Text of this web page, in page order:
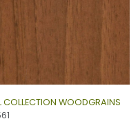
COLLECTION WOODGRAINS